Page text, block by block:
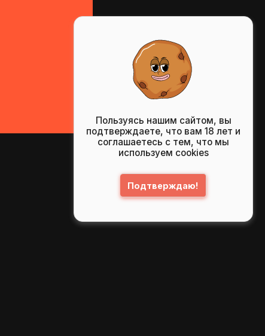
Пользуясь нашим сайтом, вы
подтверждаете, что вам 18 лет и
соглашаетесь с тем, что мы
используем cookies
Подтверждаю!